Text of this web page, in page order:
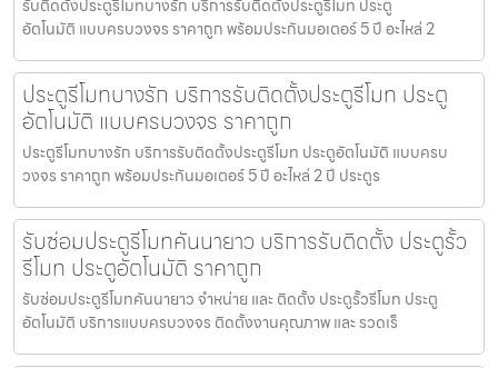
รับติดตั้งประตูรีโมทบางรัก บริการรับติดตั้งประตูรีโมท ประตู
อัตโนมัติ แบบครบวงจร ราคาถูก พร้อมประกันมอเตอร์ 5 ปี อะไหล่ 2
ประตูรีโมทบางรัก บริการรับติดตั้งประตูรีโมท ประตู
อัตโนมัติ แบบครบวงจร ราคาถูก
ประตูรีโมทบางรัก บริการรับติดตั้งประตูรีโมท ประตูอัตโนมัติ แบบครบ
วงจร ราคาถูก พร้อมประกันมอเตอร์ 5 ปี อะไหล่ 2 ปี ประตูร
รับซ่อมประตูรีโมทคันนายาว บริการรับติดตั้ง ประตูรั้ว
รีโมท ประตูอัตโนมัติ ราคาถูก
รับซ่อมประตูรีโมทคันนายาว จำหน่าย และ ติดตั้ง ประตูรั้วรีโมท ประตู
อัตโนมัติ บริการแบบครบวงจร ติดตั้งงานคุณภาพ และ รวดเร็